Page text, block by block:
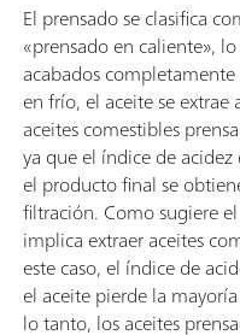
El prensado se clasifica
«prensado en caliente»,
acabados
en frío, el aceite se
aceites comestibles
ya que el índice de
el producto final se
filtración. Como sugiere
implica extraer aceites
este caso, el índice de
el aceite pierde la
lo tanto, los aceites